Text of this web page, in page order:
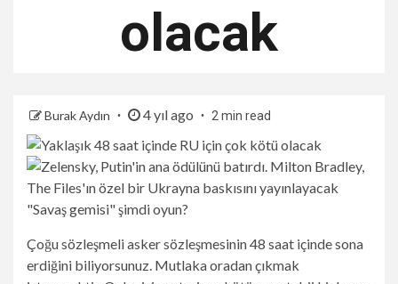
olacak
Burak Aydın 4 yıl ago 2 min read
Çoğu sözleşmeli asker sözleşmesinin 48 saat içinde sona
erdiğini biliyorsunuz. Mutlaka oradan çıkmak